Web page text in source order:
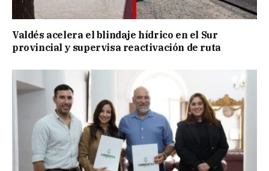
Valdés acelera el blindaje hídrico en el Sur
provincial y supervisa reactivación de ruta